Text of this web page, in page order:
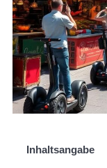
Inhaltsangabe